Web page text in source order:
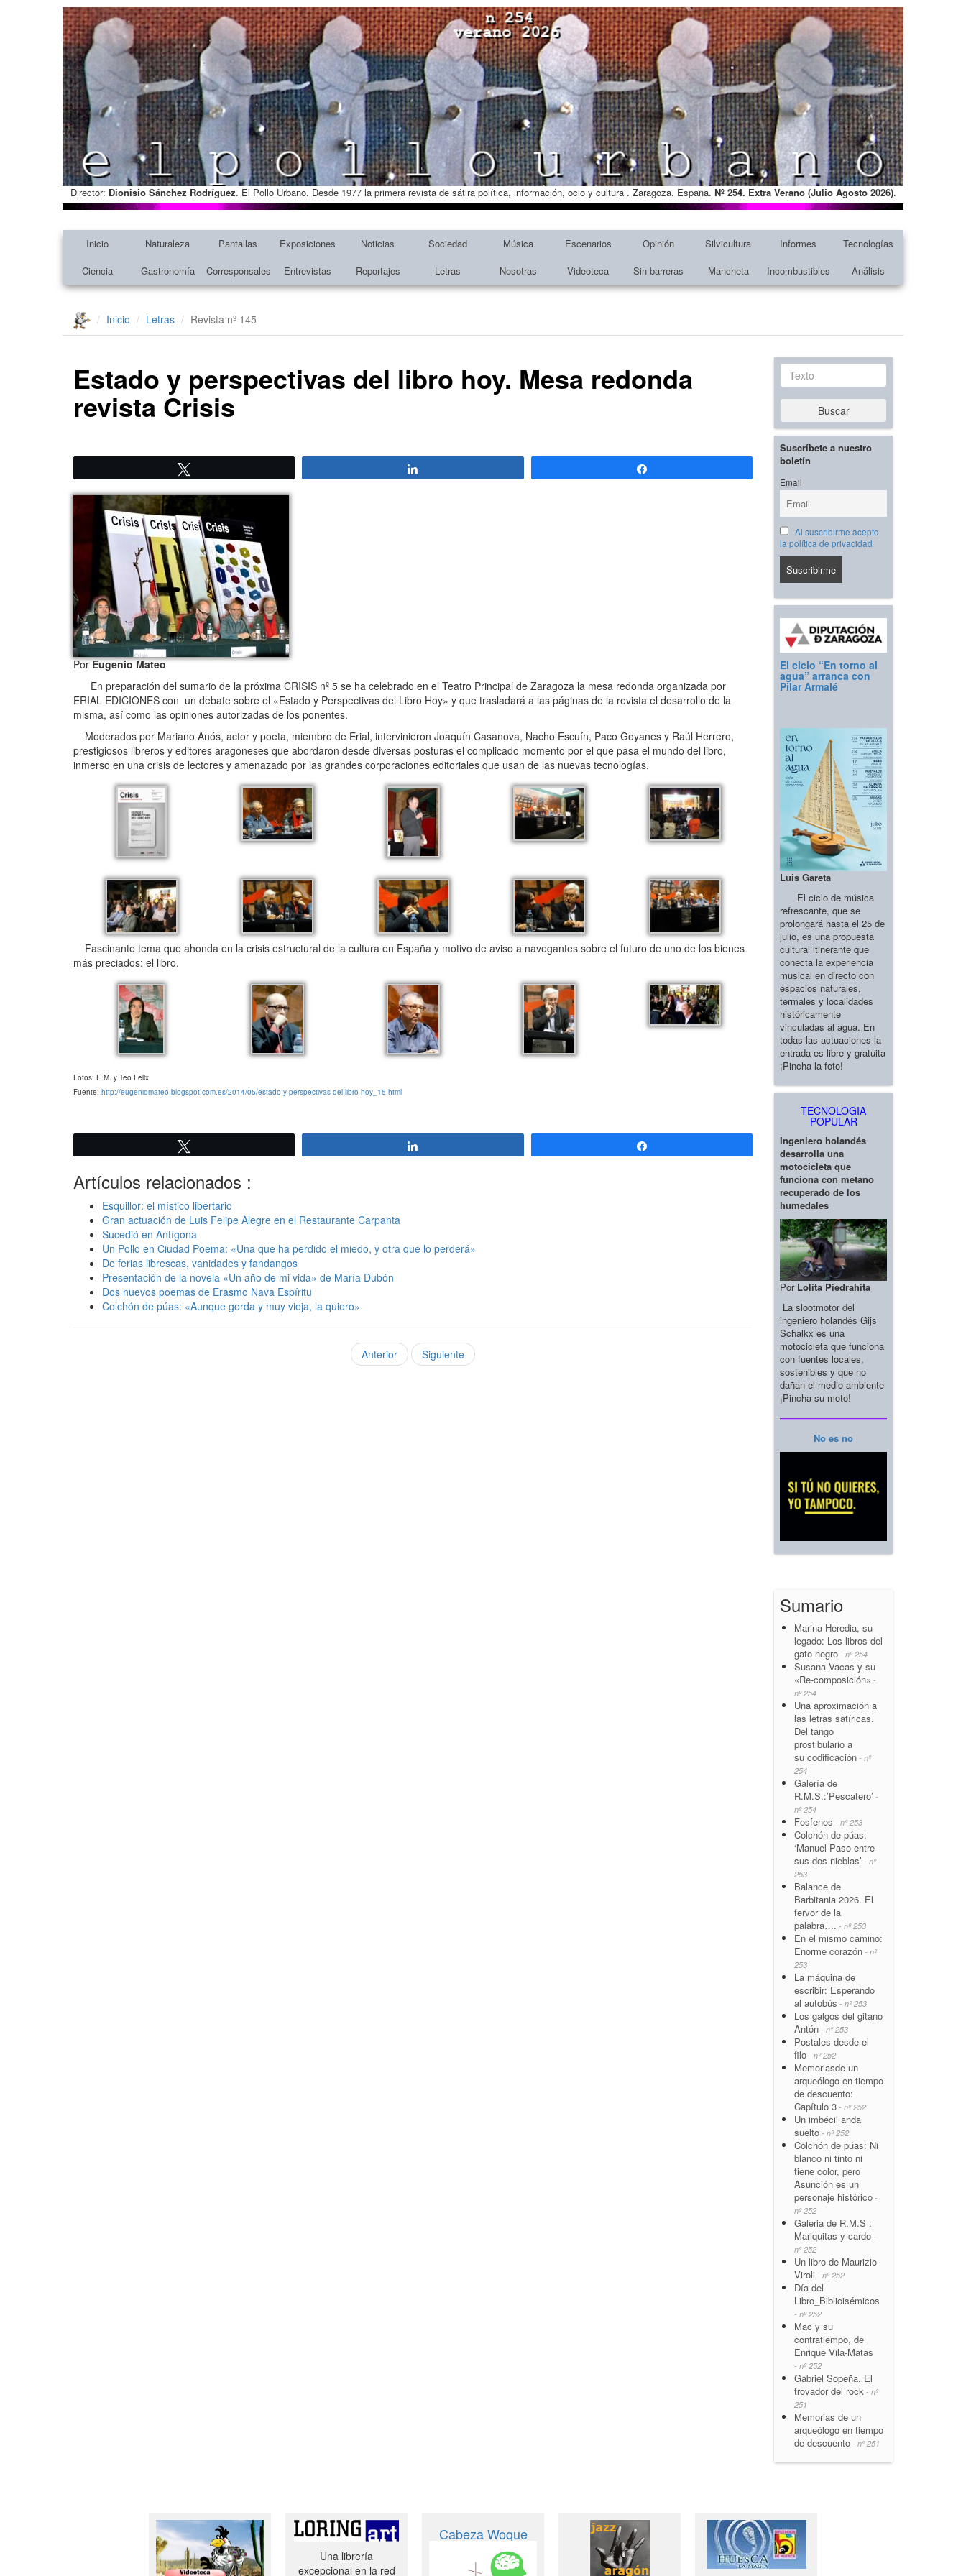
Director: Dionisio Sánchez Rodríguez. El Pollo Urbano. Desde 1977 la primera revista de sátira política, información, ocio y cultura . Zaragoza. España. Nº 254. Extra Verano (Julio Agosto 2026).
Inicio Naturaleza Pantallas Exposiciones Noticias Sociedad Música Escenarios Opinión Silvicultura Informes
Tecnologías
Ciencia
Gastronomía Corresponsales Entrevistas Reportajes Letras Nosotras Videoteca Sin barreras Mancheta Incombustibles Análisis
Inicio Letras Revista nº 145
Estado y perspectivas del libro hoy. Mesa redonda
revista Crisis
PorEugenio Mateo
En preparación del sumario de la próxima CRISIS nº 5 se ha celebrado en el Teatro Principal de Zaragoza la mesa redonda organizada por
ERIAL EDICIONES con un debate sobre el «Estado y Perspectivas del Libro Hoy» y que trasladará a las páginas de la revista el desarrollo de la
misma, así como las opiniones autorizadas de los ponentes.
Moderados por Mariano Anós, actor y poeta, miembro de Erial, intervinieron Joaquín Casanova, Nacho Escuín, Paco Goyanes y Raúl Herrero,
prestigiosos libreros y editores aragoneses que abordaron desde diversas posturas el complicado momento por el que pasa el mundo del libro,
inmerso en una crisis de lectores y amenazado por las grandes corporaciones editoriales que usan de las nuevas tecnologías.
Fascinante tema que ahonda en la crisis estructural de la cultura en España y motivo de aviso a navegantes sobre el futuro de uno de los bienes
más preciados: el libro.
Fotos: E.M. y Teo Felix
Fuente: http://eugeniomateo.blogspot.com.es/2014/05/estado-y-perspectivas-del-libro-hoy_15.html
Artículos relacionados :
Esquillor: el místico libertario
Gran actuación de Luis Felipe Alegre en el Restaurante Carpanta
Sucedió en Antígona
Un Pollo en Ciudad Poema: «Una que ha perdido el miedo, y otra que lo perderá»
De ferias librescas, vanidades y fandangos
Presentación de la novela «Un año de mi vida» de María Dubón
Dos nuevos poemas de Erasmo Nava Espíritu
Colchón de púas: «Aunque gorda y muy vieja, la quiero»
Anterior Siguiente
Texto
Buscar
Suscríbete a nuestro
boletín
Email
Al suscribirme acepto
la política de privacidad
El ciclo “En torno al
agua” arranca con
Pilar Armalé
Luis Gareta
El ciclo de música
refrescante, que se
prolongará hasta el 25 de
julio, es una propuesta
cultural itinerante que
conecta la experiencia
musical en directo con
espacios naturales,
termales y localidades
históricamente
vinculadas al agua. En
todas las actuaciones la
entrada es libre y gratuita
¡Pincha la foto!
TECNOLOGIA
POPULAR
Ingeniero holandés
desarrolla una
motocicleta que
funciona con metano
recuperado de los
humedales
Por Lolita Piedrahita
La slootmotor del
ingeniero holandés Gijs
Schalkx es una
motocicleta que funciona
con fuentes locales,
sostenibles y que no
dañan el medio ambiente
¡Pincha su moto!
No es no
Sumario
Marina Heredia, su
legado: Los libros del
gato negro - nº 254
Susana Vacas y su
«Re-composición» -
nº 254
Una aproximación a
las letras satíricas.
Del tango
prostibulario a
su codificación - nº
254
Galería de
R.M.S.:’Pescatero’ -
nº 254
Fosfenos - nº 253
Colchón de púas:
‘Manuel Paso entre
sus dos nieblas’ - nº
253
Balance de
Barbitania 2026. El
fervor de la
palabra…. - nº 253
En el mismo camino:
Enorme corazón - nº
253
La máquina de
escribir: Esperando
al autobús - nº 253
Los galgos del gitano
Antón - nº 253
Postales desde el
filo - nº 252
Memoriasde un
arqueólogo en tiempo
de descuento:
Capítulo 3 - nº 252
Un imbécil anda
suelto - nº 252
Colchón de púas: Ni
blanco ni tinto ni
tiene color, pero
Asunción es un
personaje histórico -
nº 252
Galeria de R.M.S :
Mariquitas y cardo -
nº 252
Un libro de Maurizio
Viroli - nº 252
Día del
Libro_Biblioisémicos
- nº 252
Mac y su
contratiempo, de
Enrique Vila-Matas
- nº 252
Gabriel Sopeña. El
trovador del rock - nº
251
Memorias de un
arqueólogo en tiempo
de descuento - nº 251
Una librería
excepcional en la red
Cabeza Woque